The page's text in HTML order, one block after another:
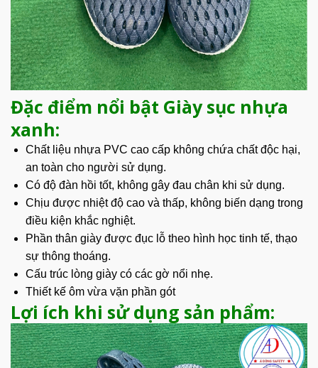
Đặc điểm nổi bật Giày sục nhựa
xanh:
Chất liệu nhựa PVC cao cấp không chứa chất độc hại,
an toàn cho người sử dụng.
Có độ đàn hồi tốt, không gây đau chân khi sử dụng.
Chịu được nhiệt độ cao và thấp, không biến dạng trong
điều kiện khắc nghiệt.
Phần thân giày được đục lỗ theo hình học tinh tế, thạo
sự thông thoáng.
Cấu trúc lòng giày có các gờ nổi nhẹ.
Thiết kếôm vừa vặn phần gót
Lợi ích khi sử dụng sản phẩm: